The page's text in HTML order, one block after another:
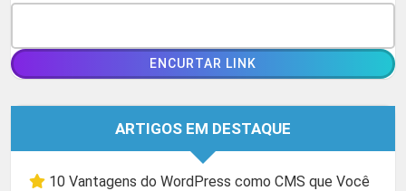
ARTIGOS EM DESTAQUE
10 Vantagens do WordPress como CMS que Você